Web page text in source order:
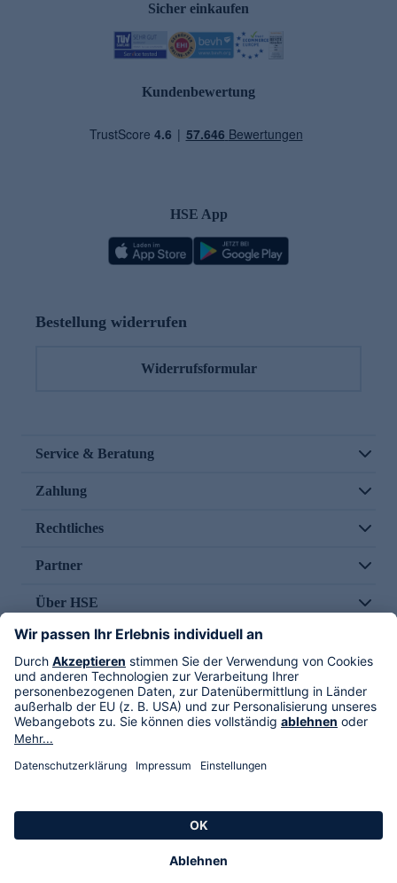
Sicher einkaufen
Kundenbewertung
HSE App
Bestellung widerrufen
Widerrufsformular
Service & Beratung
Zahlung
Rechtliches
Partner
Über HSE
Im TV
HSE International